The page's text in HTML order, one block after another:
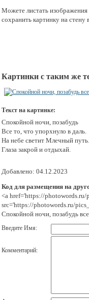
Можете листать
сохранить картинку на стену
Картинки с таким же
Текст на картинке:
Спокойной ночи, позабудь
Все то, что упорхнуло в даль.
На небе светит Млечный
Глаза закрой и отдыхай.
Добавлено: 04.12.2023
Код для размещения на
<a href='https://
src='https://photowords.ru/
Спокойной ночи, позабудь
Введите Имя:
Комментарий: